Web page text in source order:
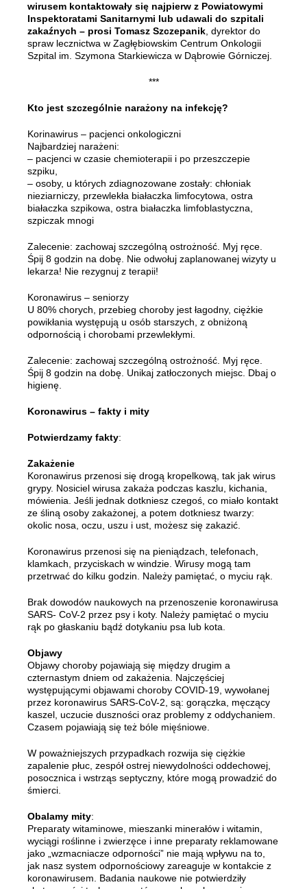
wirusem kontaktowały się najpierw z Powiatowymi
Inspektoratami Sanitarnymi lub udawali do szpitali
zakaźnych – prosi Tomasz Szczepanik , dyrektor do
spraw lecznictwa w Zagłębiowskim Centrum Onkologii
Szpital im. Szymona Starkiewicza w Dąbrowie Górniczej.
***
Kto jest szczególnie narażony na infekcję?
Korinawirus – pacjenci onkologiczni
Najbardziej narażeni:
– pacjenci w czasie chemioterapii i po przeszczepie
szpiku,
– osoby, u których zdiagnozowane zostały: chłoniak
nieziarniczy, przewlekła białaczka limfocytowa, ostra
białaczka szpikowa, ostra białaczka limfoblastyczna,
szpiczak mnogi
Zalecenie: zachowaj szczególną ostrożność. Myj ręce.
Śpij 8 godzin na dobę. Nie odwołuj zaplanowanej wizyty u
lekarza! Nie rezygnuj z terapii!
Koronawirus – seniorzy
U 80% chorych, przebieg choroby jest łagodny, ciężkie
powikłania występują u osób starszych, z obniżoną
odpornością i chorobami przewlekłymi.
Zalecenie: zachowaj szczególną ostrożność. Myj ręce.
Śpij 8 godzin na dobę. Unikaj zatłoczonych miejsc. Dbaj o
higienę.
Koronawirus – fakty i mity
Potwierdzamy fakty:
Zakażenie
Koronawirus przenosi się drogą kropelkową, tak jak wirus
grypy. Nosiciel wirusa zakaża podczas kaszlu, kichania,
mówienia. Jeśli jednak dotkniesz czegoś, co miało kontakt
ze śliną osoby zakażonej, a potem dotkniesz twarzy:
okolic nosa, oczu, uszu i ust, możesz się zakazić.
Koronawirus przenosi się na pieniądzach, telefonach,
klamkach, przyciskach w windzie. Wirusy mogą tam
przetrwać do kilku godzin. Należy pamiętać, o myciu rąk.
Brak dowodów naukowych na przenoszenie koronawirusa
SARS- CoV-2 przez psy i koty. Należy pamiętać o myciu
rąk po głaskaniu bądź dotykaniu psa lub kota.
Objawy
Objawy choroby pojawiają się między drugim a
czternastym dniem od zakażenia. Najczęściej
występującymi objawami choroby COVID-19, wywołanej
przez koronawirus SARS-CoV-2, są: gorączka, męczący
kaszel, uczucie duszności oraz problemy z oddychaniem.
Czasem pojawiają się też bóle mięśniowe.
W poważniejszych przypadkach rozwija się ciężkie
zapalenie płuc, zespół ostrej niewydolności oddechowej,
posocznica i wstrząs septyczny, które mogą prowadzić do
śmierci.
Obalamy mity:
Preparaty witaminowe, mieszanki minerałów i witamin,
wyciągi roślinne i zwierzęce i inne preparaty reklamowane
jako „wzmacniacze odporności” nie mają wpływu na to,
jak nasz system odpornościowy zareaguje w kontakcie z
koronawirusem. Badania naukowe nie potwierdziły